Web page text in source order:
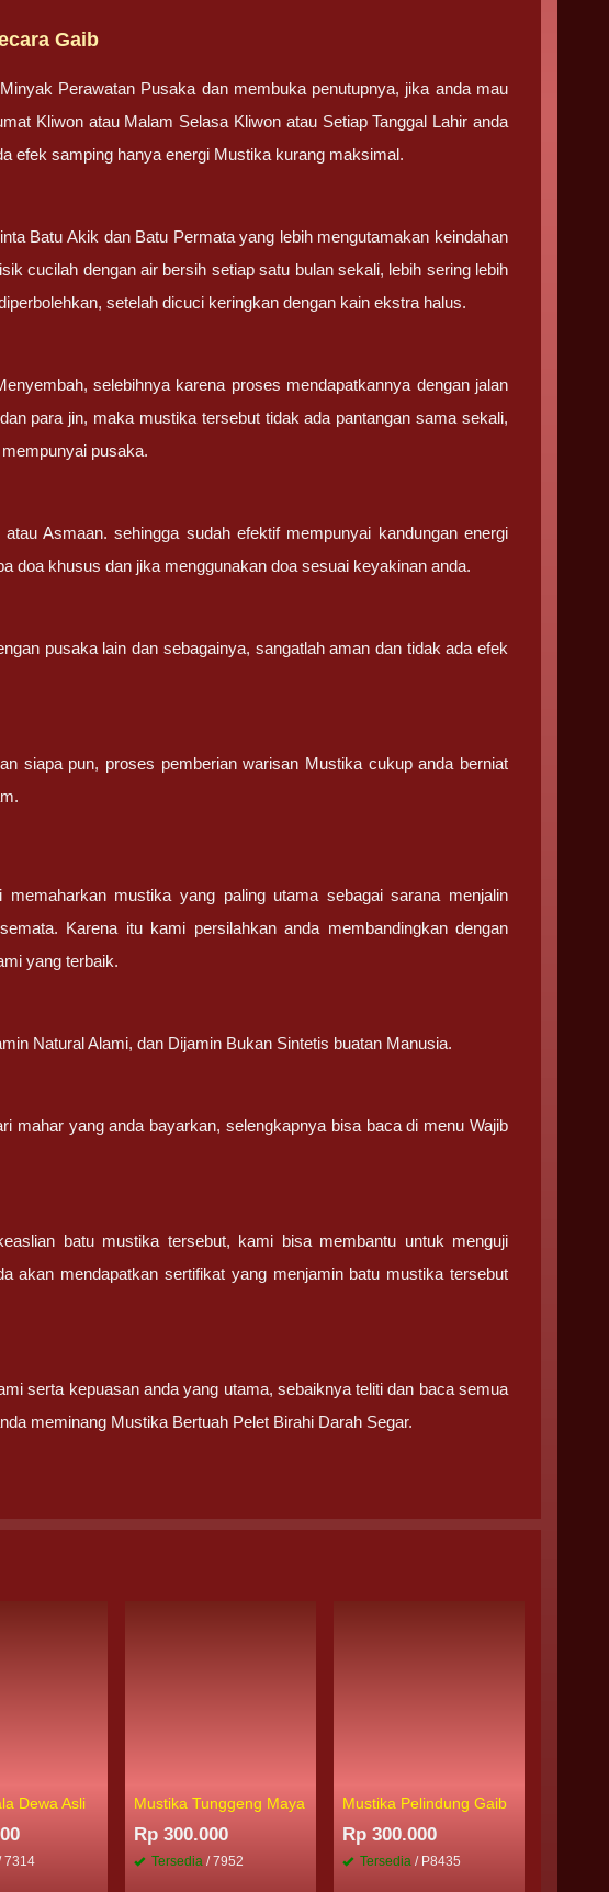
Gaib
Perawatan Pusaka dan membuka penutupnya, jika anda mau
Kliwon atau Malam Selasa Kliwon atau Setiap Tanggal Lahir anda
efek samping hanya energi Mustika kurang maksimal.
Batu Akik dan Batu Permata yang lebih mengutamakan keindahan
cucilah dengan air bersih setiap satu bulan sekali, lebih sering lebih
setelah dicuci keringkan dengan kain ekstra halus.
selebihnya karena proses mendapatkannya dengan jalan
para jin, maka mustika tersebut tidak ada pantangan sama sekali,
pusaka.
Asmaan. sehingga sudah efektif mempunyai kandungan energi
doa khusus dan jika menggunakan doa sesuai keyakinan anda.
pusaka lain dan sebagainya, sangatlah aman dan tidak ada efek
siapa pun, proses pemberian warisan Mustika cukup anda berniat
mustika yang paling utama sebagai sarana menjalin
Karena itu kami persilahkan anda membandingkan dengan
yang terbaik.
Natural Alami, dan Dijamin Bukan Sintetis buatan Manusia.
mahar yang anda bayarkan, selengkapnya bisa baca di menu Wajib
batu mustika tersebut, kami bisa membantu untuk menguji
akan mendapatkan sertifikat yang menjamin batu mustika tersebut
serta kepuasan anda yang utama, sebaiknya teliti dan baca semua
meminang Mustika Bertuah Pelet Birahi Darah Segar.
Dewa Asli
7314
Mustika Tunggeng Maya
Rp 300.000
Tersedia / 7952
Mustika Pelindung Gaib
Rp 300.000
Tersedia / P8435